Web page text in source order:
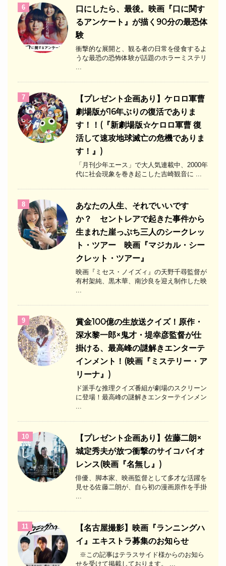
6
口にしたら、最後。映画『口に関す
るアンケート』が描く90分の最恐体
験
衝撃的な展開と、観る者の日常を侵食するよ
うな最恐の恐怖体験が話題のホラーミステリ
7
【プレゼント企画あり】ケロロ軍曹
劇場版が16年ぶりの復活でありま
す！！(『新劇場版☆ケロロ軍曹 復
活して速攻地球滅亡の危機でありま
す！』)
「月刊少年エース」で大人気連載中、2000年
代に社会現象を巻き起こした吉崎観音に ...
8
あなたの人生、それでいいです
か？ セントレアで起きた事件から
生まれた崖っぷち三人のシークレッ
ト・ツアー 映画『マジカル・シー
クレット・ツアー』
映画『ミセス・ノイズィ』の天野千尋監督が
有村架純、黒木華、南沙良を迎え制作した映
9
​賞金100億の生放送クイズ！原作・
深水黎一郎×鬼才・堤幸彦監督が仕
掛ける、最高峰の謎解きエンターテ
インメント！(映画『ミステリー・ア
リーナ』)
ド派手な推理クイズ番組が劇場のスクリーン
に登場！最高峰の謎解きエンターテインメン
10
【プレゼント企画あり】佐藤二朗×
城定秀夫が放つ衝撃のサイコバイオ
レンス(映画『名無し』)
俳優、脚本家、映画監督として多才な活躍を
見せる佐藤二朗が、自ら初の漫画原作を手掛
11
【名古屋撮影】映画『ランニングハ
イ』エキストラ募集のお知らせ
※この記事はテラスサイド様からのお知ら
せを受けて掲載しております。 ...